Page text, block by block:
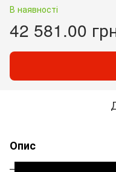
В наявності
42 581.00
Опис